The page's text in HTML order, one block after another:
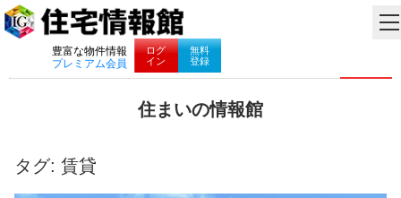
豊富な物件情報
プレミアム会員
ログ
イン
無料
登録
ナビゲーション
住まいの情報館
い
と
タグ: 賃貸